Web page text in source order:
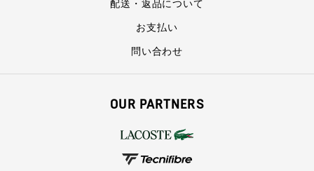
配送・返品について
お支払い
問い合わせ
OUR PARTNERS